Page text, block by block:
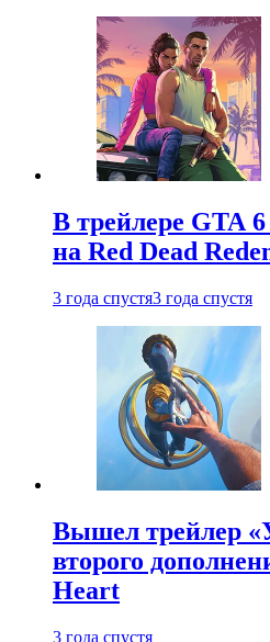
В трейлере GTA
на Red Dead
3 года спустя3 года спустя
Вышел трейлер
второго
Heart
3 года спустя